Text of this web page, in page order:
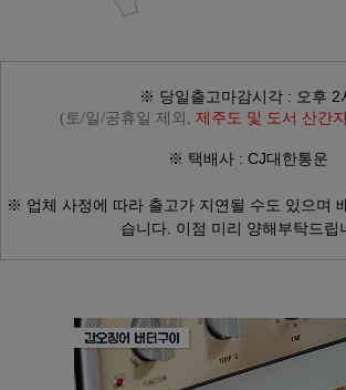
※ 당일출고마감시각 : 오후 2
(토/일/공휴일 제외, 제주도 및 도서 산간
※ 택배사 : CJ대한통운
※ 업체 사정에 따라 출고가 지연될 수도 있으며
습니다. 이점 미리 양해부탁드립